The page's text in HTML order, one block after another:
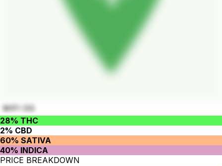
WIFI OG
28% THC
2% CBD
60% SATIVA
40% INDICA
PRICE BREAKDOWN